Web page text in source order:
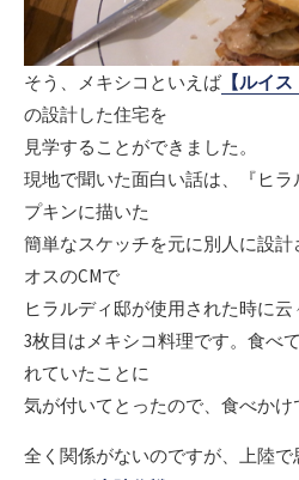
そう、メキシコといえば【ルイス
の設計した住宅を
見学することができました。
現地で聞いた面白い話は、『ヒ
プキンに描いた
簡単なスケッチを元に別人に設
オスのCMで
ヒラルディ邸が使用された時に云
3枚目はメキシコ料理です。食べ
れていたことに
気が付いてとったので、食べかけ
全く関係がないのですが、上陸で